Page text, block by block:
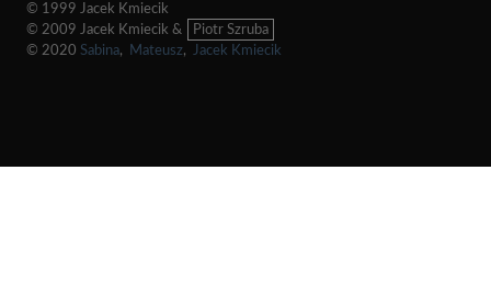
© 1999 Jacek Kmiecik
© 2009 Jacek Kmiecik &
Piotr Szruba
© 2020 Sabina, Mateusz, Jacek Kmiecik